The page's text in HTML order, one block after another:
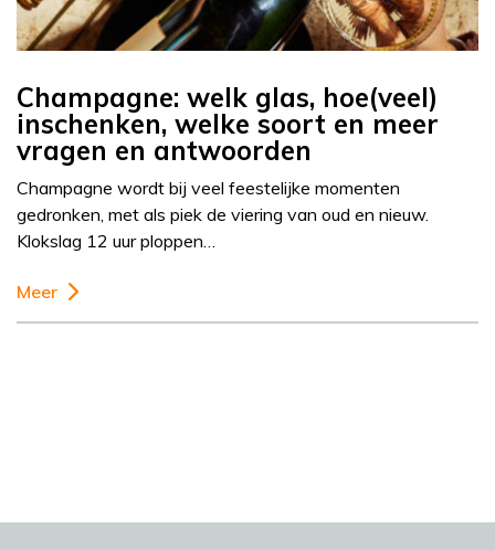
Champagne: welk glas, hoe(veel)
inschenken, welke soort en meer
vragen en antwoorden
Champagne wordt bij veel feestelijke momenten
gedronken, met als piek de viering van oud en nieuw.
Klokslag 12 uur ploppen…
Meer